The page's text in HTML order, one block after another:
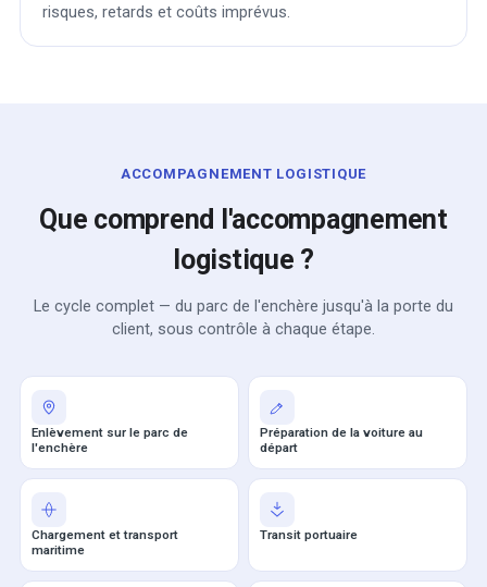
risques, retards et coûts imprévus.
ACCOMPAGNEMENT LOGISTIQUE
Que comprend l'accompagnement
logistique ?
Le cycle complet — du parc de l'enchère jusqu'à la porte du
client, sous contrôle à chaque étape.
Enlèvement sur le parc de
l'enchère
Préparation de la voiture au
départ
Chargement et transport
maritime
Transit portuaire